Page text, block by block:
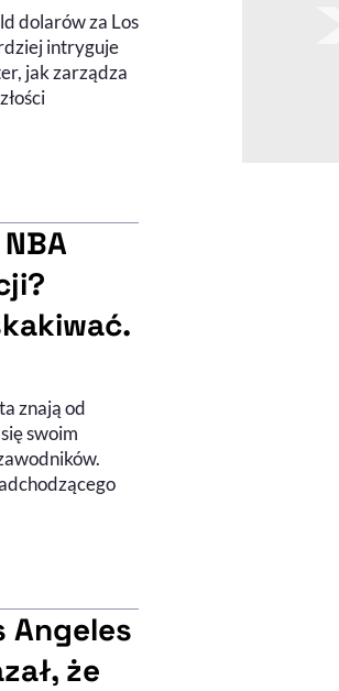
dolarów za Los
intryguje
jak zarządza
znają od
swoim
Angeles
że